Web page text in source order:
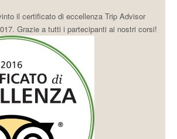
il certificato di eccellenza Trip Advisor
Grazie a tutti i partecipanti ai nostri corsi!